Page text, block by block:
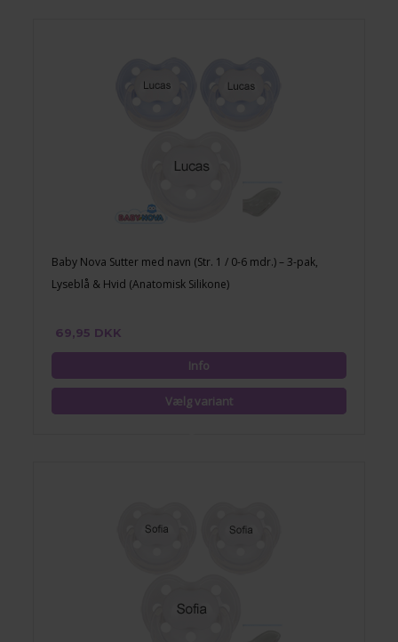
Baby Nova Sutter med navn (Str. 1 / 0-6 mdr.) – 3-pak,
Lyseblå & Hvid (Anatomisk Silikone)
69,95 DKK